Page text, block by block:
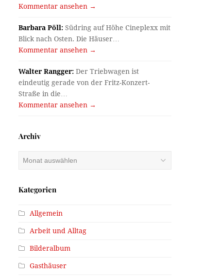
Kommentar ansehen →
Barbara Pöll: Südring auf Höhe Cineplexx mit
Blick nach Osten. Die Häuser…
Kommentar ansehen →
Walter Rangger: Der Triebwagen ist
eindeutig gerade von der Fritz-Konzert-
Straße in die…
Kommentar ansehen →
Archiv
Kategorien
Allgemein
Arbeit und Alltag
Bilderalbum
Gasthäuser